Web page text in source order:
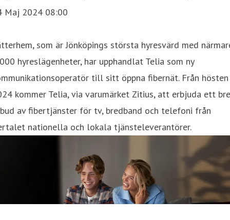
Maj 2024 08:00
som är Jönköpings största hyresvärd med
hyreslägenheter, har upphandlat Telia som ny
till sitt öppna fibernät. Från hösten
kommer Telia, via varumärket Zitius, att erbjuda ett
av fibertjänster för tv, bredband och telefoni från
nationella och lokala tjänsteleverantörer.